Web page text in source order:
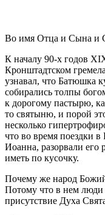
Во имя Отца и Сына и
К началу 90-х годов
Кронштадтском
узнавал, что Батюшка
собирались толпы
к дорогому пастырю,
то святыню, и порой
несколько
что во время поездки
Иоанна, разорвали его
иметь по кусочку.
Почему же народ
Потому что в нем люди
присутствие Духа